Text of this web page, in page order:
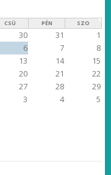
CSÜ PÉN SZO
30 31
1
6 7
8
13 14
15
20 21
22
27 28
29
3 4 5